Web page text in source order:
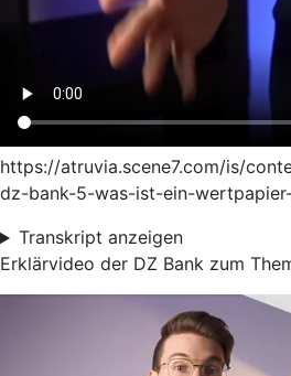
https://atruvia.scene7.com/is/
dz-bank-5-was-ist-ein-
Transkript anzeigen
Erklärvideo der DZ Bank zum